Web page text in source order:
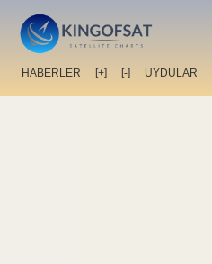
HABERLER [+] [-] UYDULAR